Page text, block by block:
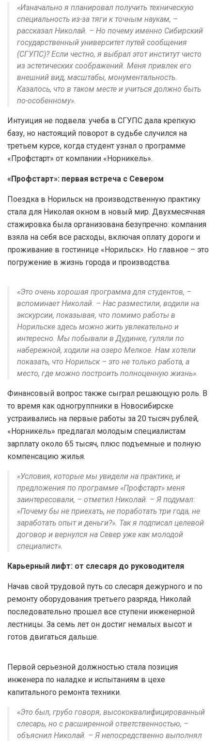
«Изначально я планировал получить техническую
специальность из-за тяги к точным наукам, –
рассказал Николай. – Но почему именно Сибирский
государственный университет путей сообщения
(СГУПС)? Если честно, я выбрал этот институт чисто
из эстетических соображений. Меня привлек его
внешний вид, масштабы, монументальность.
Казалось, что в таком месте и учиться должно быть
по-особенному».
Интуиция не подвела: учеба в СГУПС дала крепкую
базу, но настоящий поворот в судьбе случился на
третьем курсе, когда студент узнал о программе
«Профстарт» от компании «Норникель».
«Профстарт»: первая встреча с Севером
Поездка в Норильск на производственную практику
стала для Николая окном в новый мир. Двухмесячная
стажировка была организована безупречно: компания
взяла на себя все расходы, включая оплату дороги и
проживание в гостинице «Норильск». Но главное – это
погружение в жизнь города и производства.
«Это очень хорошая программа для студентов, –
вспоминает Николай. – Нас разместили, водили на
экскурсии, показывая, что помимо работы в
Норильске здесь можно жить увлекательно и
интересно. Мы побывали в Дудинке, гуляли по
набережной, ходили на озеро Мелкое. Нам хотели
показать, что Норильск – это не только работа, а
место, где можно построить полноценную жизнь».
Финансовый вопрос также сыграл решающую роль. В
то время как одногруппники в Новосибирске
устраивались на первые работы за 20 тысяч рублей,
«Норникель» предлагал молодым специалистам
зарплату около 65 тысяч, плюс подъемные и полную
компенсацию жилья.
«Условия, которые мы увидели на практике, и
предложения по программе «Профстарт» меня
заинтересовали, – отметил Николай. – Я подумал:
«Почему бы не приехать, не поработать три года, не
заработать опыт и деньги?». Так я подписал целевой
договор и вернулся на Север уже как молодой
специалист».
Карьерный лифт: от слесаря до руководителя
Начав свой трудовой путь со слесаря дежурного и по
ремонту оборудования третьего разряда, Николай
последовательно прошел все ступени инженерной
лестницы. За семь лет он достиг немалых высот и
готов двигаться дальше.
Первой серьезной должностью стала позиция
инженера по наладке и испытаниям в цехе
капитального ремонта техники.
«Это был, грубо говоря, высококвалифицированный
слесарь, но с расширенной ответственностью, –
объяснил Николай. – Я непосредственно выполнял